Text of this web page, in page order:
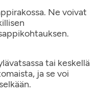
Ne voivat
tai keskellä
ja se voi